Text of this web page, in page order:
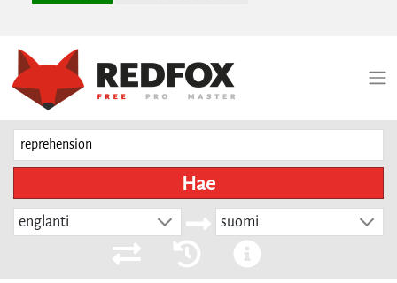
Hae
englanti suomi